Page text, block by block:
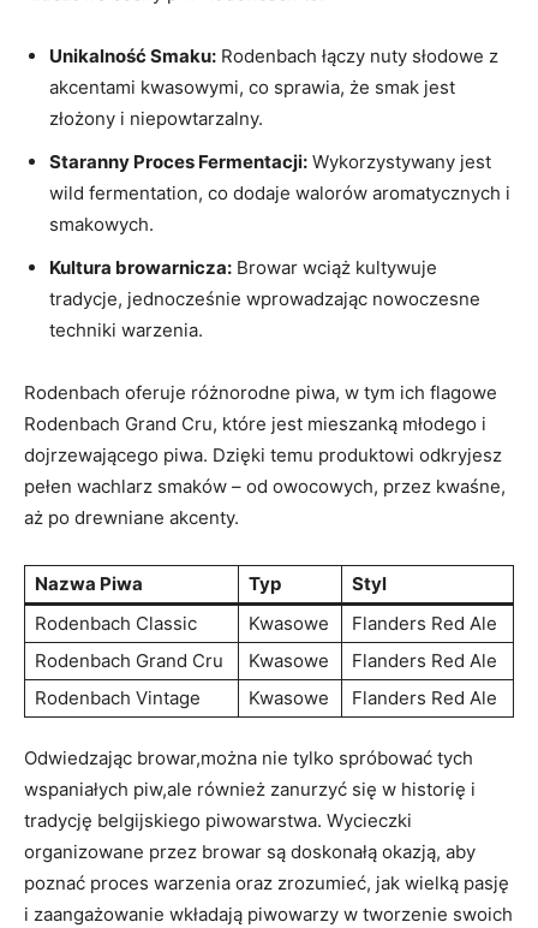
Unikalność Smaku: Rodenbach łączy nuty słodowe ‌z
akcentami kwasowymi, co ⁣sprawia, że⁣ smak jest
złożony i niepowtarzalny.
Staranny Proces Fermentacji: Wykorzystywany jest
wild ‌fermentation, co dodaje‌ walorów aromatycznych ⁢i
smakowych.
Kultura ⁣browarnicza: Browar wciąż kultywuje
tradycje, jednocześnie wprowadzając ⁣nowoczesne‌
techniki ‍warzenia.
Rodenbach oferuje różnorodne ⁢piwa, w tym ⁣ich⁤ flagowe
⁤Rodenbach Grand Cru, które ⁤jest ‍mieszanką młodego i
dojrzewającego piwa. Dzięki temu produktowi⁣ odkryjesz
pełen wachlarz smaków – od owocowych, przez kwaśne,
‌aż po ⁤drewniane akcenty.
Nazwa Piwa Typ
Styl
Rodenbach Classic
Kwasowe
Flanders Red Ale
Rodenbach ⁢Grand⁢ Cru
Kwasowe
Flanders Red‍ Ale
Rodenbach Vintage
Kwasowe Flanders Red​ Ale
Odwiedzając ​browar,można nie tylko ‌spróbować ⁢tych
wspaniałych‌ piw,ale również⁤ zanurzyć ⁢się w ‌historię i
tradycję belgijskiego piwowarstwa. ⁤Wycieczki⁤
organizowane przez browar są doskonałą‌ okazją, aby
poznać proces⁤ warzenia oraz zrozumieć, jak wielką pasję
i zaangażowanie ⁤wkładają piwowarzy w tworzenie swoich